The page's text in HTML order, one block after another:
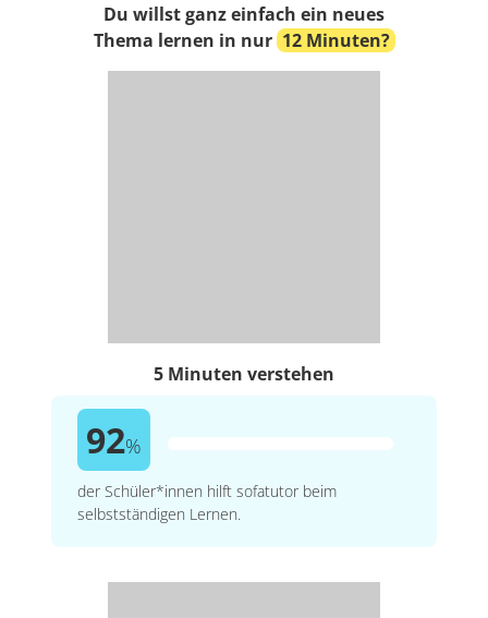
Du willst ganz einfach ein neues
Thema lernen in nur 12 Minuten?
5 Minuten verstehen
92%
der Schüler*innen hilft sofatutor beim
selbstständigen Lernen.